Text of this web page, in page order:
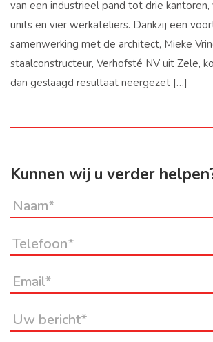
van een industrieel pand tot drie
units en vier werkateliers. Dankzij een
samenwerking met de architect, Mieke
staalconstructeur, Verhofsté NV uit Zele,
dan geslaagd resultaat neergezet […]
Kunnen wij u verder